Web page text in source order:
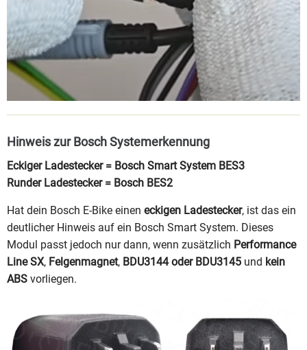
Hinweis zur Bosch Systemerkennung
Eckiger Ladestecker = Bosch Smart System BES3
Runder Ladestecker = Bosch BES2
Hat dein Bosch E-Bike einen eckigen Ladestecker, ist das ein
deutlicher Hinweis auf ein Bosch Smart System. Dieses
Modul passt jedoch nur dann, wenn zusätzlich Performance
Line SX, Felgenmagnet, BDU3144 oder BDU3145 und kein
ABS vorliegen.